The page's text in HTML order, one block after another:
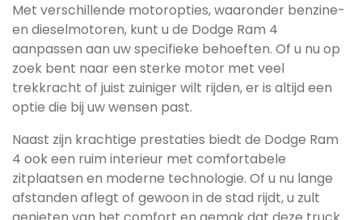
Met verschillende motoropties, waaronder benzine-
en dieselmotoren, kunt u de Dodge Ram 4
aanpassen aan uw specifieke behoeften. Of u nu op
zoek bent naar een sterke motor met veel
trekkracht of juist zuiniger wilt rijden, er is altijd een
optie die bij uw wensen past.
Naast zijn krachtige prestaties biedt de Dodge Ram
4 ook een ruim interieur met comfortabele
zitplaatsen en moderne technologie. Of u nu lange
afstanden aflegt of gewoon in de stad rijdt, u zult